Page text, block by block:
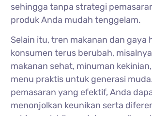
sehingga tanpa strategi
produk Anda mudah tenggelam.
Selain itu, tren makanan dan gaya
konsumen terus berubah,
makanan sehat, minuman
menu praktis untuk generasi
pemasaran yang efektif, Anda
menonjolkan keunikan serta